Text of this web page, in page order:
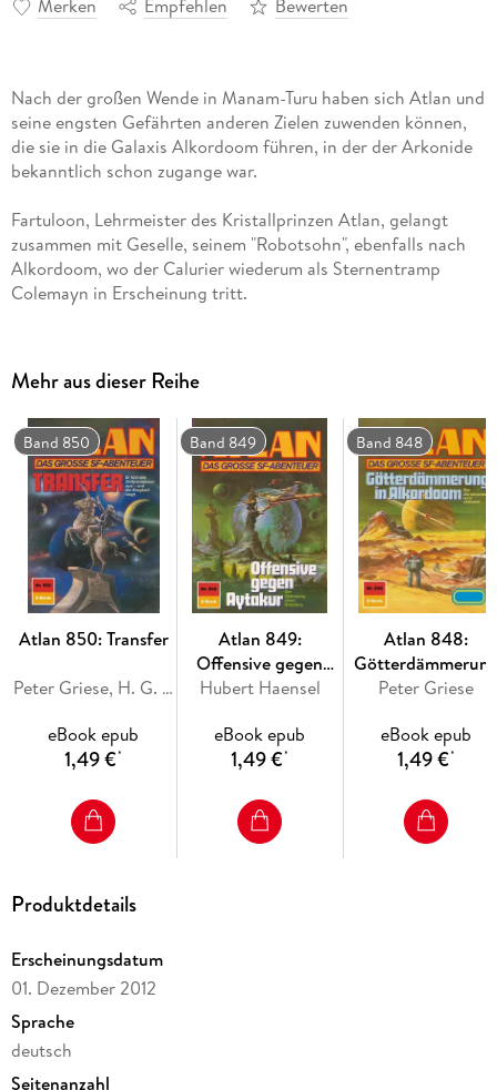
Merken Empfehlen Bewerten
Nach der großen Wende in Manam-Turu haben sich Atlan und
seine engsten Gefährten anderen Zielen zuwenden können,
die sie in die Galaxis Alkordoom führen, in der der Arkonide
Fartuloon, Lehrmeister des Kristallprinzen Atlan, gelangt
zusammen mit Geselle, seinem "Robotsohn", ebenfalls nach
Alkordoom, wo der Calurier wiederum als Sternentramp
zwangsläufig getrennt. Atlan und Co. bestehen ihre
gefahrvollen Abenteuer zumeist in der Zeitfestung mit dem
Intern-Kosmos und den Zeitgrüften, Colemayn mit seinen
Gefährten dagegen in der Sonnensteppe und im Nukleus von
Alkordoom.
Nun, im Februar 3821, tut Chybrain, der eben erst unsere
Helden aus dem Zeitsumpf herausgeholt hat, ein übriges: Er
bringt die Dinge in Bewegung, und als Folge davon gelangen
Colemayns HORNISSE, Atlans STERNSCHNUPPE und
Spooner Richardsons ACORAH-CEN durch die Barrieren des
Nukleus, um die Suche nach den Alkordern zu betreiben.
Wieder werden unsere alten Freunde dabei getrennt, und als
ATLAN . . .
Mehr aus dieser Reihe
Band 850
Atlan 850: Transfer
Peter Griese, H. G. Ewers
eBook epub
1,49 €*
Band 849
Atlan 849:
Offensive gegen
Aytakur
Hubert Haensel
eBook epub
1,49 €*
Band 848
Atlan 848:
in Alkordoom
Peter Griese
eBook epub
1,49 €*
Produktdetails
Erscheinungsdatum
01. Dezember 2012
Sprache
deutsch
Seitenanzahl